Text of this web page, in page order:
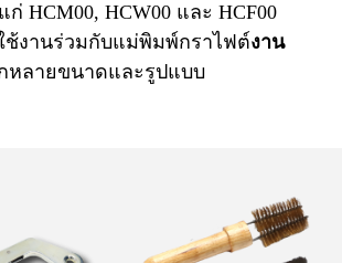
ก่ HCM00, HCW00 และ HCF00
ช้งานร่วมกับแม่พิมพ์กราไฟต์งาน
หลายขนาดและรูปแบบ